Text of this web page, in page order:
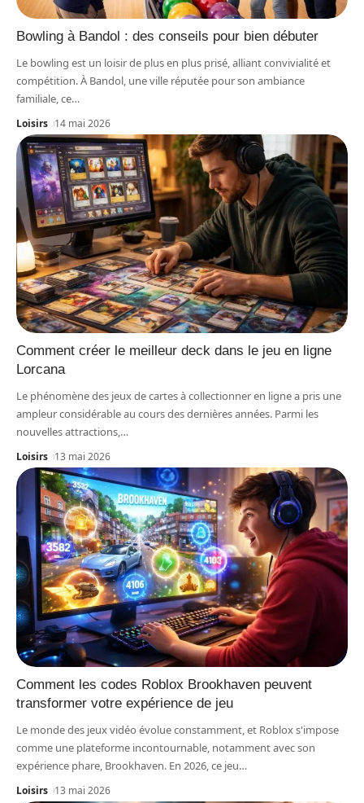
Bowling à Bandol : des conseils pour bien débuter
Le bowling est un loisir de plus en plus prisé, alliant convivialité et
compétition. À Bandol, une ville réputée pour son ambiance
familiale, ce…
Loisirs 14 mai 2026
Comment créer le meilleur deck dans le jeu en ligne
Lorcana
Le phénomène des jeux de cartes à collectionner en ligne a pris une
ampleur considérable au cours des dernières années. Parmi les
nouvelles attractions,…
Loisirs 13 mai 2026
Comment les codes Roblox Brookhaven peuvent
transformer votre expérience de jeu
Le monde des jeux vidéo évolue constamment, et Roblox s'impose
comme une plateforme incontournable, notamment avec son
expérience phare, Brookhaven. En 2026, ce jeu…
Loisirs 13 mai 2026